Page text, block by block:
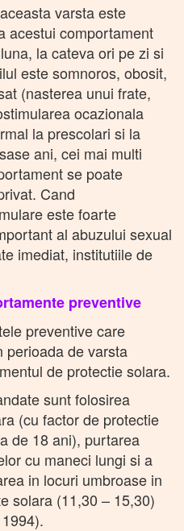
varsta este
acestui comportament
la cateva ori pe zi si
este somnoros, obosit,
(nasterea unui frate,
ocazionala
la prescolari si la
ani, cei mai multi
se poate
Cand
este foarte
al abuzului sexual
imediat, institutiile de
preventive
preventive care
perioada de varsta
de protectie solara.
sunt folosirea
(cu factor de protectie
de 18 ani), purtarea
cu maneci lungi si a
in locuri umbroase in
solara (11,30 – 15,30)